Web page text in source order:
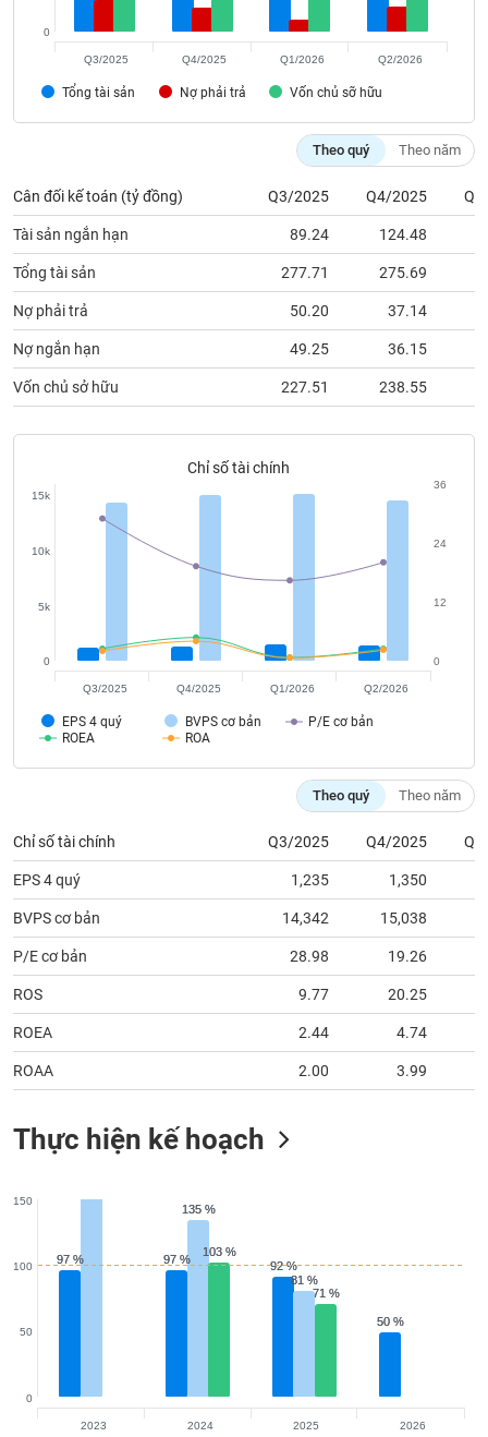
Tổng tài sản Nợ phải trả Vốn chủ sỡ hữu
0
Q3/2025 Q4/2025 Q1/2026 Q2/2026
Theo quý Theo năm
Cân đối kế toán (tỷ đồng) Q3/2025 Q4/2025
Tài sản ngắn hạn 89.24 124.48
Tổng tài sản 277.71 275.69
Nợ phải trả 50.20 37.14
Nợ ngắn hạn 49.25 36.15
Vốn chủ sở hữu 227.51 238.55
Chỉ số tài chính
EPS 4 quý BVPS cơ bản
P/E cơ bản
ROEA
ROA
0
5k
10k
15k
0
12
24
36
Q3/2025 Q4/2025 Q1/2026 Q2/2026
Theo quý Theo năm
Chỉ số tài chính Q3/2025 Q4/2025
EPS 4 quý 1,235 1,350
BVPS cơ bản 14,342 15,038
P/E cơ bản 28.98 19.26
ROS 9.77 20.25
ROEA 2.44 4.74
ROAA 2.00 3.99
Thực hiện kế hoạch
97 %
97 % 97 %
97 % 92 %
92 %
50 %
50 %
135 %
135 %
81 %
81 %
103 %
103 %
71 %
71 %
0
50
100
150
2023 2024 2025 2026
Công
cụ
tư
chính
chính